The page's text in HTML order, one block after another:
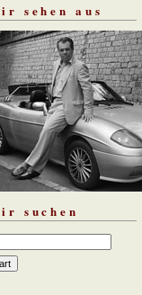
sehen aus
suchen